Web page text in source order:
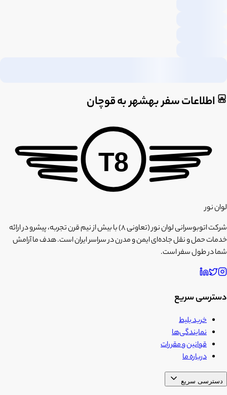
اطلاعات سفر بهشهر به قوچان
T8
لوان نور
شرکت اتوبوسرانی لوان نور (تعاونی ۸) با بیش از نیم قرن تجربه، پیشرو در ارائه
خدمات حمل و نقل جاده‌ای ایمن و مدرن در سراسر ایران است. هدف ما آرامش
شما در طول سفر است.
دسترسی سریع
خرید بلیط
نمایندگی‌ها
قوانین و مقررات
درباره ما
دسترسی سریع